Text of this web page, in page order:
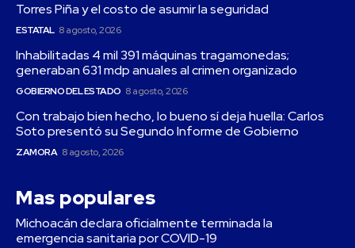
Torres Piña y el costo de asumir la seguridad
ESTATAL 8 agosto, 2026
Inhabilitadas 4 mil 391 máquinas tragamonedas;
generaban 631 mdp anuales al crimen organizado
GOBIERNO DEL ESTADO 8 agosto, 2026
Con trabajo bien hecho, lo bueno sí deja huella: Carlos
Soto presentó su Segundo Informe de Gobierno
ZAMORA 8 agosto, 2026
Mas populares
Michoacán declara oficialmente terminada la
emergencia sanitaria por COVID-19